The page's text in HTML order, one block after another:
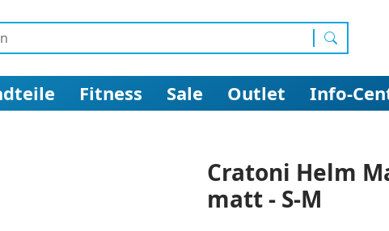
Suchen
Fitness Sale Outlet Info-
Cratoni Helm
matt - S-M